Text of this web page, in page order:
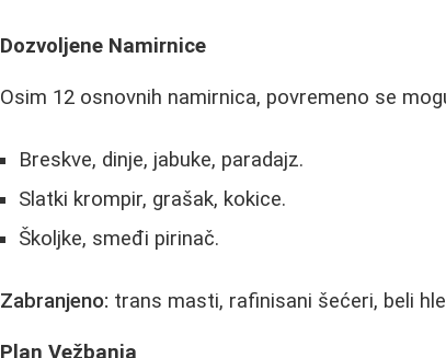
Dozvoljene Namirnice
Osim 12 osnovnih namirnica, povremeno se
Breskve, dinje, jabuke, paradajz.
Slatki krompir, grašak, kokice.
Školjke, smeđi pirinač.
Zabranjeno: trans masti, rafinisani šećeri, beli
Plan Vežbanja